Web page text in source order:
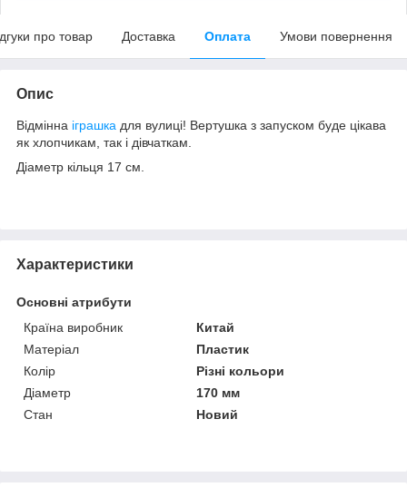
про товар Доставка Оплата Умови повернення
Опис
Відмінна іграшка для вулиці! Вертушка з запуском буде цікава
як хлопчикам, так і дівчаткам.
Діаметр кільця 17 см.
Характеристики
Основні атрибути
Країна виробник
Китай
Матеріал
Пластик
Колір
Різні кольори
Діаметр
170 мм
Стан
Новий